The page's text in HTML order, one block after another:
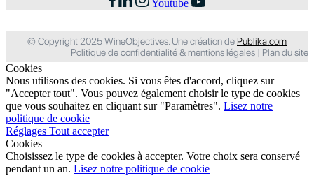
Youtube
© Copyright 2025 WineObjectives. Une création de Publika.com
Politique de confidentialité & mentions légales | Plan du site
Cookies
Nous utilisons des cookies. Si vous êtes d'accord, cliquez sur
"Accepter tout". Vous pouvez également choisir le type de cookies
que vous souhaitez en cliquant sur "Paramètres". Lisez notre
politique de cookie
Réglages Tout accepter
Cookies
Choisissez le type de cookies à accepter. Votre choix sera conservé
pendant un an. Lisez notre politique de cookie